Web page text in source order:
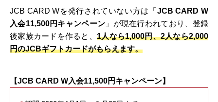
JCB CARD Wを発行されていない方は「 JCB CARD W
入会11,500円キャンペーン 」が現在行われており、登録
後家族カードを作ると、 1人なら1,000円、2人なら2,000
円のJCBギフトカードがもらえます。
【JCB CARD W入会11,500円キャンペーン】